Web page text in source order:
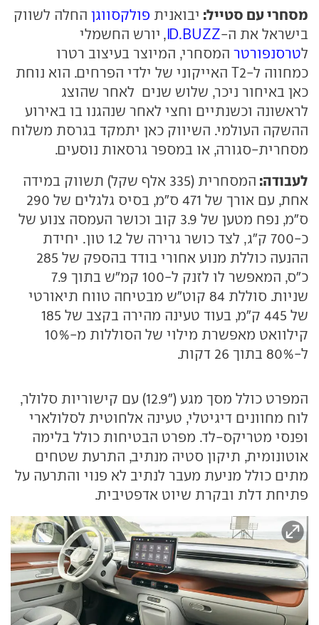
מסחרי עם סטייל: יבואנית פולקסווגן החלה לשווק
בישראל את ה-ID.BUZZ, יורש החשמלי
לטרסנפורטר המסחרי, המיוצר בעיצוב רטרו
כמחווה ל-T2 האייקוני של ילדי הפרחים. הוא נוחת
כאן באיחור ניכר, שלוש שנים לאחר שהוצג
לראשונה וכשנתיים וחצי לאחר שנהגנו בו באירוע
ההשקה העולמי. השיווק כאן יתמקד בגרסת משלוח
מסחרית-סגורה, או במספר גרסאות נוסעים.
לעבודה:
המסחרית (335 אלף שקל) תשווק במידה
אחת, עם אורך של 471 ס"מ, בסיס גלגלים של 290
ס"מ, נפח מטען של 3.9 קוב וכושר העמסה צנוע של
כ-700 ק"ג, לצד כושר גרירה של 1.2 טון. יחידת
ההנעה כוללת מנוע אחורי בודד בהספק של 285
כ"ס, המאפשר לו לזנק ל-100 קמ"ש בתוך 7.9
שניות. סוללת 84 קוט"ש מבטיחה טווח תיאורטי
של 445 ק"מ, בעוד טעינה מהירה בקצב של 185
קילוואט מאפשרת מילוי של הסוללות מ-10%
ל-80% בתוך 26 דקות.
המפרט כולל מסך מגע ("12.9) עם קישוריות סלולר,
לוח מחוונים דיגיטלי, טעינה אלחוטית לסלולארי
ופנסי מטריקס-לד. מפרט הבטיחות כולל בלימה
אוטונומית, תיקון סטיה מנתיב, התרעת שטחים
מתים כולל מניעת מעבר לנתיב לא פנוי והתרעה על
פתיחת דלת ובקרת שיוט אדפטיבית.